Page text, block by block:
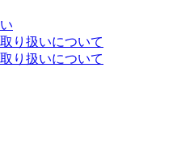
り扱いについて
り扱いについて